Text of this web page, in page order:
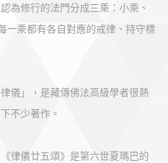
為修行的法門分成三乘：小乘、
一乘都有各自對應的戒律、持守標
儀」，是藏傳佛法高級學者很熱
不少著作。
律儀廿五頌》是第六世夏瑪巴的